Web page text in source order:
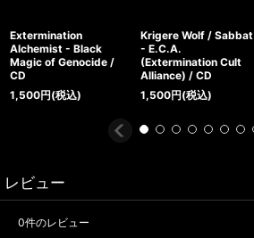
Extermination
Alchemist - Black
Magic of Genocide /
CD
1,500円(税込)
Krigere Wolf / Sabbat
- E.C.A.
(Extermination Cult
Alliance) / CD
1,500円(税込)
レビュー
0件のレビュー